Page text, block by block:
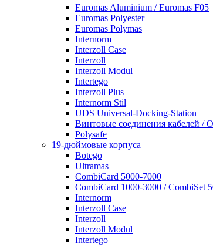
Euromas Aluminium / Euromas F05
Euromas Polyester
Euromas Polymas
Internorm
Interzoll Case
Interzoll
Interzoll Modul
Intertego
Interzoll Plus
Internorm Stil
UDS Universal-Docking-Station
Винтовые соединения кабелей /
Polysafe
19-дюймовые корпуса
Botego
Ultramas
CombiCard 5000-7000
CombiCard 1000-3000 / CombiSet
Internorm
Interzoll Case
Interzoll
Interzoll Modul
Intertego